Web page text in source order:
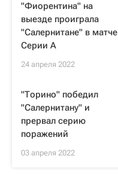
"Фиорентина" на
выезде проиграла
"Салернитане" в матче
Серии А
24 апреля 2022
"Торино" победил
"Салернитану" и
прервал серию
поражений
03 апреля 2022